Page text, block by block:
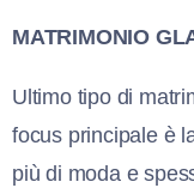
MATRIMONIO
Ultimo tipo di
focus principale è
più di moda e